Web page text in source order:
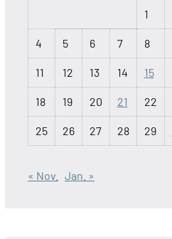
1
4 5 6 7 8
11 12 13 14 15
18 19 20 21 22
25 26 27 28 29
« Nov. Jan. »